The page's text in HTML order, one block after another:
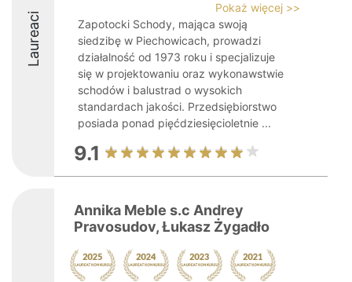
Laureaci
Pokaż więcej >>
Zapotocki Schody, mająca swoją
siedzibę w Piechowicach, prowadzi
działalność od 1973 roku i specjalizuje
się w projektowaniu oraz wykonawstwie
schodów i balustrad o wysokich
standardach jakości. Przedsiębiorstwo
posiada ponad pięćdziesięcioletnie ...
9.1
Annika Meble s.c Andrey
Pravosudov, Łukasz Żygadło